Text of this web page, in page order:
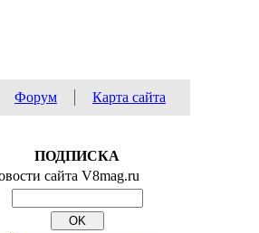
Форум Карта сайта
ПОДПИСКА
сайта V8mag.ru